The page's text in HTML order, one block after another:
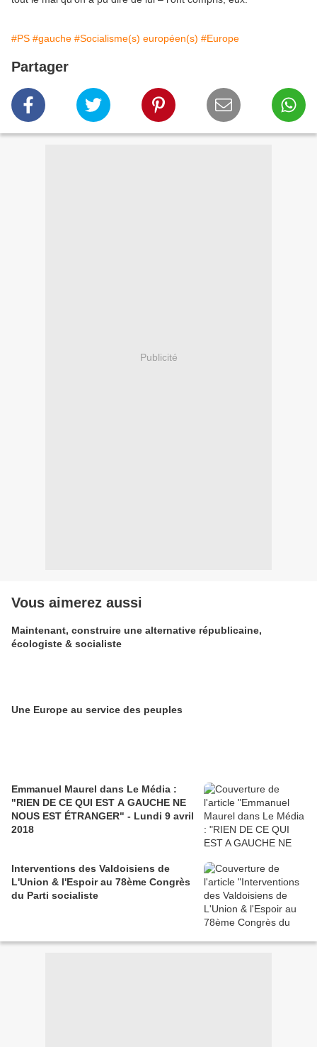
#PS #gauche #Socialisme(s) européen(s) #Europe
Partager
Publicité
Vous aimerez aussi
Maintenant, construire une alternative républicaine,
écologiste & socialiste
Une Europe au service des peuples
Emmanuel Maurel dans Le Média :
"RIEN DE CE QUI EST A GAUCHE NE
NOUS EST ÉTRANGER" - Lundi 9 avril
2018
Interventions des Valdoisiens de
L'Union & l'Espoir au 78ème Congrès
du Parti socialiste